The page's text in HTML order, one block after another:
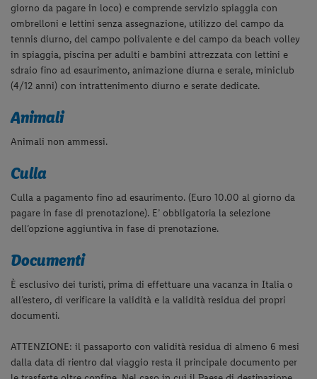
giorno da pagare in loco) e comprende servizio spiaggia con
ombrelloni e lettini senza assegnazione, utilizzo del campo da
tennis diurno, del campo polivalente e del campo da beach volley
in spiaggia, piscina per adulti e bambini attrezzata con lettini e
sdraio fino ad esaurimento, animazione diurna e serale, miniclub
(4/12 anni) con intrattenimento diurno e serate dedicate.
Animali
Animali non ammessi.
Culla
Culla a pagamento fino ad esaurimento. (Euro 10.00 al giorno da
pagare in fase di prenotazione). E’ obbligatoria la selezione
dell’opzione aggiuntiva in fase di prenotazione.
Documenti
È esclusivo dei turisti, prima di effettuare una vacanza in Italia o
all’estero, di verificare la validità e la validità residua dei propri
documenti.
ATTENZIONE: il passaporto con validità residua di almeno 6 mesi
dalla data di rientro dal viaggio resta il principale documento per